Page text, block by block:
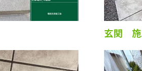
玄関 施